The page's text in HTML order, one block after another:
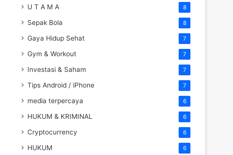
U T A M A 8
Sepak Bola 8
Gaya Hidup Sehat 7
Gym & Workout 7
Investasi & Saham 7
Tips Android / iPhone 7
media terpercaya 6
HUKUM & KRIMINAL 6
Cryptocurrency 6
HUKUM 6